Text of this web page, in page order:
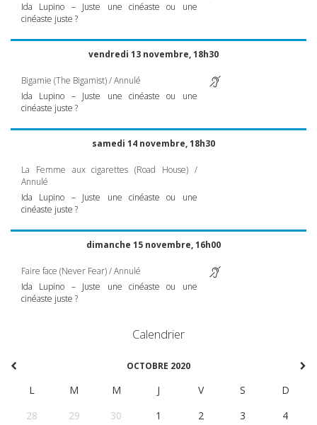
Ida Lupino – Juste une cinéaste ou une
cinéaste juste ?
vendredi 13 novembre, 18h30
Bigamie (The Bigamist) / Annulé
Ida Lupino – Juste une cinéaste ou une
cinéaste juste ?
samedi 14 novembre, 18h30
La Femme aux cigarettes (Road House) /
Annulé
Ida Lupino – Juste une cinéaste ou une
cinéaste juste ?
dimanche 15 novembre, 16h00
Faire face (Never Fear) / Annulé
Ida Lupino – Juste une cinéaste ou une
cinéaste juste ?
Calendrier
OCTOBRE 2020
L M M J V S
D
28
29 30 1 2 3
4